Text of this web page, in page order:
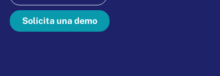
Solicita una demo